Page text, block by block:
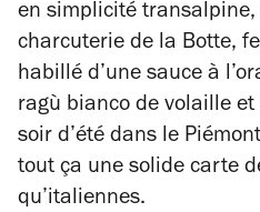
en simplicité transalpine,
charcuterie de la Botte,
habillé d’une sauce à
ragù bianco de volaille et
soir d’été dans le
tout ça une solide carte
qu’italiennes.